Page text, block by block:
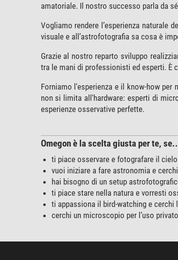
amatoriale. Il nostro successo parla da
Vogliamo rendere l’esperienza naturale
visuale e all’astrofotografia sa cosa è
Grazie al nostro reparto sviluppo
tra le mani di professionisti ed esperti. È
Forniamo l'esperienza e il know-how
non si limita all'hardware: esperti di
esperienze osservative perfette.
Omegon è la scelta giusta per te,
ti piace osservare e fotografare il
vuoi iniziare a fare astronomia e
hai bisogno di un setup
ti piace stare nella natura e vorresti
ti appassiona il bird-watching e
cerchi un microscopio per l’uso